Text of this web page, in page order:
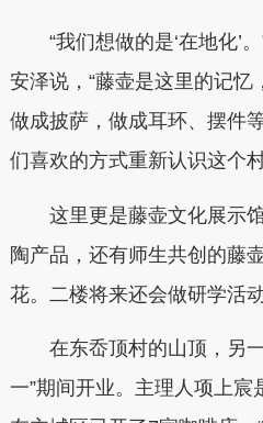
“我们想做的是‘在地化’。
安泽说，“藤壶是这里的记忆
做成披萨，做成耳环、摆件
们喜欢的方式重新认识这个
这里更是藤壶文化展示馆
陶产品，还有师生共创的藤
花。二楼将来还会做研学活动
在东岙顶村的山顶，另一
一”期间开业。主理人项上宸